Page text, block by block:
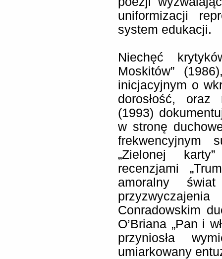
uniformizacji
system edukacji.
Niechęć
Moskitów”
inicjacyjnym o
dorosłość, oraz
(1993)
w stronę
frekwencyjnym
„Zielonej
recenzjami
amoralny
Conradowskim
O’Briana „Pan i
przyniosła
umiarkowany